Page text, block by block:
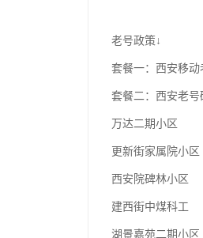
老号政策↓
套餐一：西安移动
套餐二：西安老号
万达二期小区
更新街家属院小区
西安院碑林小区
建西街中煤科工
湖景嘉苑二期小区